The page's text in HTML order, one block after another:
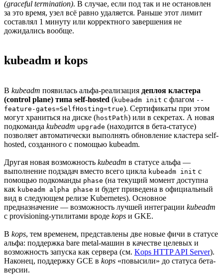
(graceful termination). В случае, если под так и не остановлен
за это время, узел всё равно удаляется. Раньше этот лимит
составлял 1 минуту или корректного завершения не
дожидались вообще.
kubeadm и kops
В kubeadm появилась альфа-реализация деплоя кластера
(control plane) типа self-hosted (kubeadm init с флагом --
feature-gates=SelfHosting=true). Сертификаты при этом
могут храниться на диске (hostPath) или в секретах. А новая
подкоманда kubeadm upgrade (находится в бета-статусе)
позволяет автоматически выполнять обновление кластера self-
hosted, созданного с помощью kubeadm.
Другая новая возможность kubeadm в статусе альфа —
выполнение подзадач вместо всего цикла kubeadm init с
помощью подкоманды phase (на текущий момент доступна
как kubeadm alpha phase и будет приведена в официальный
вид в следующем релизе Kubernetes). Основное
предназначение — возможность лучшей интеграции kubeadm
с provisioning-утилитами вроде kops и GKE.
В kops, тем временем, представлены две новые фичи в статусе
альфа: поддержка bare metal-машин в качестве целевых и
возможность запуска как сервера (см. Kops HTTP API Server).
Наконец, поддержку GCE в kops «повысили» до статуса бета-
версии.